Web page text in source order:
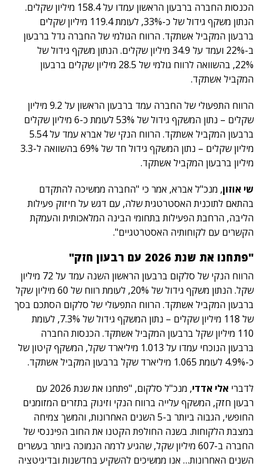
הכנסות החברה ברבעון הראשון עמדו על 158.4 מיליון שקלים.
הנתון משקף גידול של כ-33%, לעומת 119.4 מיליון שקלים
ברבעון המקביל אשתקד. הרווח הגולמי של החברה גדל ברבעון
ב-22% ועמד על 34.9 מיליון שקלים. הנתון משקף גידול של
22%, בהשוואה לרווח גולמי של 28.5 מיליון שקלים ברבעון
המקביל אשתקד.
הרווח התפעולי של החברה עמד ברבעון הראשון על 9.2 מיליון
שקלים – נתון המשקף גידול של 53% לעומת כ-6 מיליון שקלים
ברבעון המקביל אשתקד. הרווח הנקי של אברא עמד על 5.54
מיליון שקלים – נתון המשקף גידול חד של 69% בהשוואה ל-3.3
מיליון ברבעון המקביל אשתקד.
שי אוזון, מנכ"ל אברא, אמר כי "החברה ממשיכה להתקדם
בהתאם לתוכנית האסטרטגית שלה, עם דגש על חיזוק פעילות
הליבה, הרחבת הפעילות בתחומי הבינה המלאכותית והעמקת
הקשרים עם לקוחותיה האסטרטגיים".
"פתחנו את שנת 2026 עם רבעון חזק"
הרווח הנקי של סלקום ברבעון הראשון השנה עמד על 72 מיליון
שקל. הנתון משקף גידול של 20%, לעומת רווח של 60 מיליון שקל
ברבעון המקביל אשתקד. הרווח התפעולי של סלקום הסתכם בסך
של 118 מיליון שקלים – נתון המשקף גידול של 7.3%, לעומת
110 מיליון שקל ברבעון המקביל אשתקד. הכנסות החברה
ברבעון הנוכחי עמדו על 1.013 מיליארד שקל, המשקף קיטון של
כ-4.9% לעומת 1.065 מיליארד שקל ברבעון המקביל אשתקד.
לדברי אלי אדדי
, מנכ"ל סלקום, "פתחנו את שנת 2026 עם
רבעון חזק, המשקף עלייה ברווח הנקי וזינוק בתזרים המזומנים
החופשי, הגבוה ביותר ב-5 השנים האחרונות, והמשך צמיחה
במצבת הלקוחות. בשנה החולפת הקטנו את החוב הפיננסי של
החברה ב-607 מיליון שקל, שהגיע לרמה הנמוכה ביותר בעשרים
השנים האחרונות… אנו ממשיכים להשקיע בחדשנות ובדיגיטציה